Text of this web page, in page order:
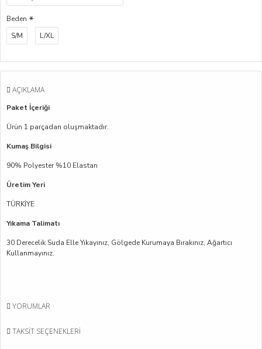
Beden
S/M
L/XL
AÇIKLAMA
Paket İçeriği
Ürün 1 parçadan oluşmaktadır.
Kumaş Bilgisi
90% Polyester %10 Elastan
Üretim Yeri
TÜRKİYE
Yıkama Talimatı
30 Derecelik Suda Elle Yıkayınız, Gölgede Kurumaya Bırakınız, Ağartıcı
Kullanmayınız.
YORUMLAR
TAKSIT SEÇENEKLERI